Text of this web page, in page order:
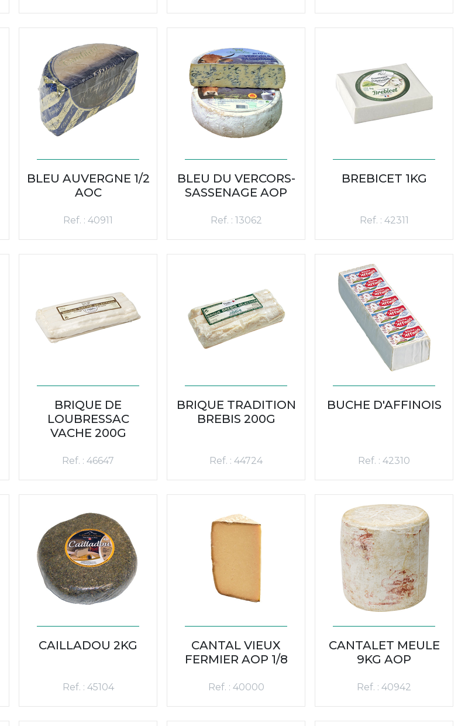
BLEU AUVERGNE 1/2
AOC
Ref. : 40911
BLEU DU VERCORS-
SASSENAGE AOP
Ref. : 13062
BREBICET 1KG
Ref. : 42311
BRIQUE DE
LOUBRESSAC
VACHE 200G
Ref. : 46647
BRIQUE TRADITION
BREBIS 200G
Ref. : 44724
BUCHE D'AFFINOIS
Ref. : 42310
CAILLADOU 2KG
Ref. : 45104
CANTAL VIEUX
FERMIER AOP 1/8
Ref. : 40000
CANTALET MEULE
9KG AOP
Ref. : 40942